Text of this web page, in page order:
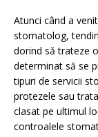
Atunci când a
stomatolog,
dorind să trateze
determinat să se
tipuri de servicii
protezele sau
clasat pe ultimul
controalele